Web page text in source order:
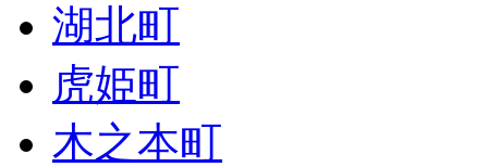
湖北町
虎姫町
木之本町